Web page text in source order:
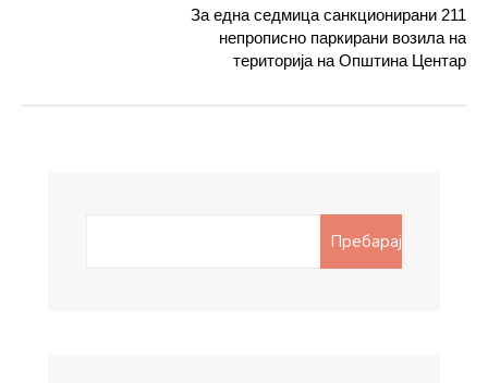
За една седмица санкционирани 211
непрописно паркирани возила на
територија на Општина Центар
Пребарај